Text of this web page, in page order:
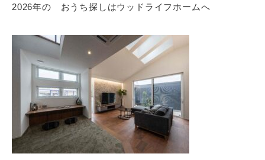
2026年の おうち探しはウッドライフホームへ